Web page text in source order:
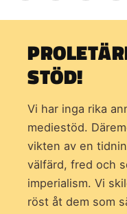
STÖD!
Vi har inga rika
mediestöd.
vikten av en
välfärd, fred och
imperialism. Vi
röst åt dem som